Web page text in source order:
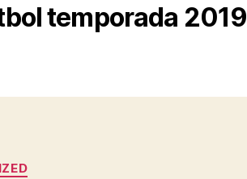
temporada 2019